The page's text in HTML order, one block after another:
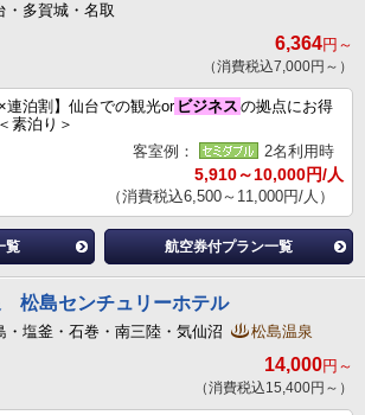
・多賀城・名取
6,364円～
（消費税込7,000円～）
連泊割】仙台での観光or ビジネス の拠点にお得
素泊り＞
客室例：
2名利用時
5,910～10,000円/人
（消費税込6,500～11,000円/人）
覧 航空券付プラン一覧
松島センチュリーホテル
・塩釜・石巻・南三陸・気仙沼 松島温泉
14,000円～
（消費税込15,400円～）